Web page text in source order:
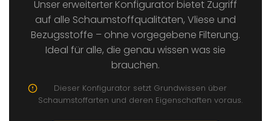
Unser erweiterter Konfigurator bietet Zugriff
auf alle Schaumstoffqualitäten, Vliese und
Bezugsstoffe – ohne vorgegebene Filterung.
Ideal für alle, die genau wissen was sie
brauchen.
Dieser Konfigurator setzt Grundwissen über
Schaumstoffarten und deren Eigenschaften voraus.